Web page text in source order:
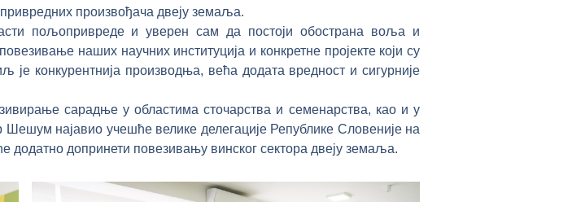
произвођача двеју земаља.
пољопривреде и уверен сам да постоји обострана воља и
наших научних институција и конкретне пројекте који су
конкурентнија производња, већа додата вредност и сигурније
сарадње у областима сточарства и семенарства, као и у
најавио учешће велике делегације Републике Словеније на
допринети повезивању винског сектора двеју земаља.